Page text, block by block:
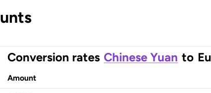
Conversion rates Chinese Yuan to
Amount